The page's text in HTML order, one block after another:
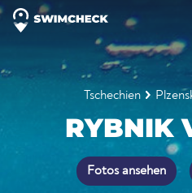
Tschechien
RYBNIK
Fotos ansehen